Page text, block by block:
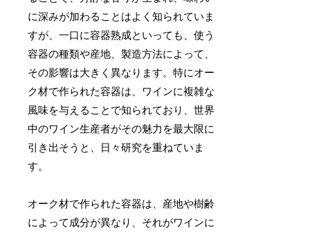
に深みが加わることはよく知られていま
すが、一口に容器熟成といっても、使う
容器の種類や産地、製造方法によって、
その影響は大きく異なります。特にオー
ク材で作られた容器は、ワインに複雑な
風味を与えることで知られており、世界
中のワイン生産者がその魅力を最大限に
引き出そうと、日々研究を重ねていま
す。
オーク材で作られた容器は、産地や樹齢
によって成分が異なり、それがワインに